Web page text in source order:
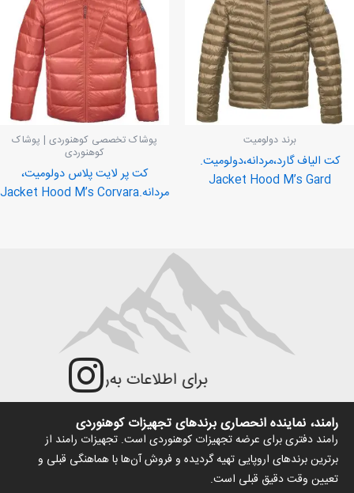
برند دولومیت
کت الیاف گارد،مردانه،دولومیت.
Jacket Hood M’s Gard
پوشاک تخصصی کوهنوردی | پوشاک
کوهنوردی
کت پر لایت پلاس دولومیت،
مردانه.Jacket Hood M’s Corvara
برای اطلاعات به‌روزتر و جزئیات
رامند، نماینده انحصاری برندهای تجهیزات کوهنوردی
رامند دفتری برای عرضه تجهیزات کوهنوردی است. تجهیزات رامند از
برترین برندهای اروپایی تهیه گردیده و فروش آن‌ها با هماهنگی قبلی و
تعیین وقت دقیق قبلی است.